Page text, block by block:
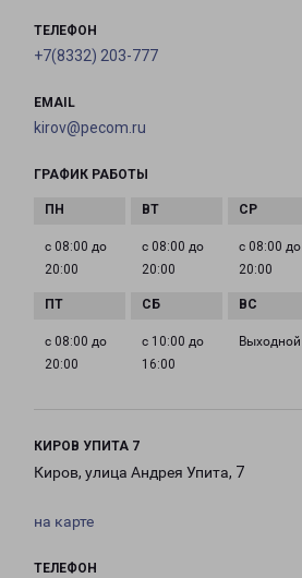
ТЕЛЕФОН
+7(8332) 203-777
EMAIL
kirov@pecom.ru
ГРАФИК РАБОТЫ
с 08:00 до
20:00
с 08:00 до
20:00
с 08:00 до
20:00
с 08:00 до
20:00
с 10:00 до
16:00
Выходной
КИРОВ УПИТА 7
Киров, улица Андрея Упита, 7
на карте
ТЕЛЕФОН